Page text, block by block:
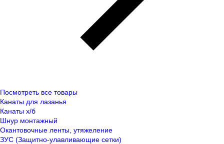
Посмотреть все товары
Канаты для лазанья
Канаты х/б
Шнур монтажный
Окантовочные ленты, утяжеление
ЗУС (Защитно-улавливающие сетки)